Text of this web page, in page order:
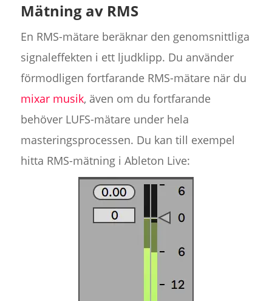
Mätning av RMS
En RMS-mätare beräknar den genomsnittliga
signaleffekten i ett ljudklipp. Du använder
förmodligen fortfarande RMS-mätare när du
mixar musik, även om du fortfarande
behöver LUFS-mätare under hela
masteringsprocessen. Du kan till exempel
hitta RMS-mätning i Ableton Live: